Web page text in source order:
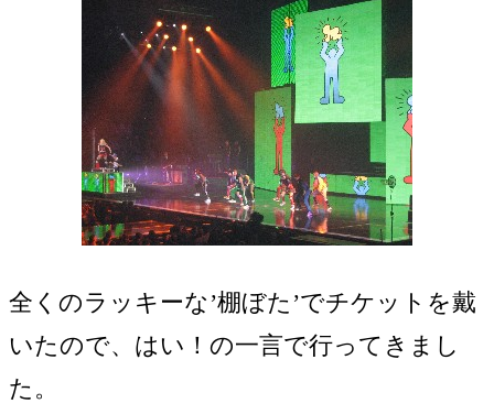
全くのラッキーな’棚ぼた’でチケットを戴
いたので、はい！の一言で行ってきまし
た。